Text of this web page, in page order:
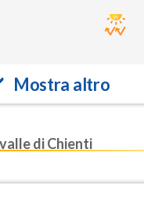
Mostra altro
di Chienti